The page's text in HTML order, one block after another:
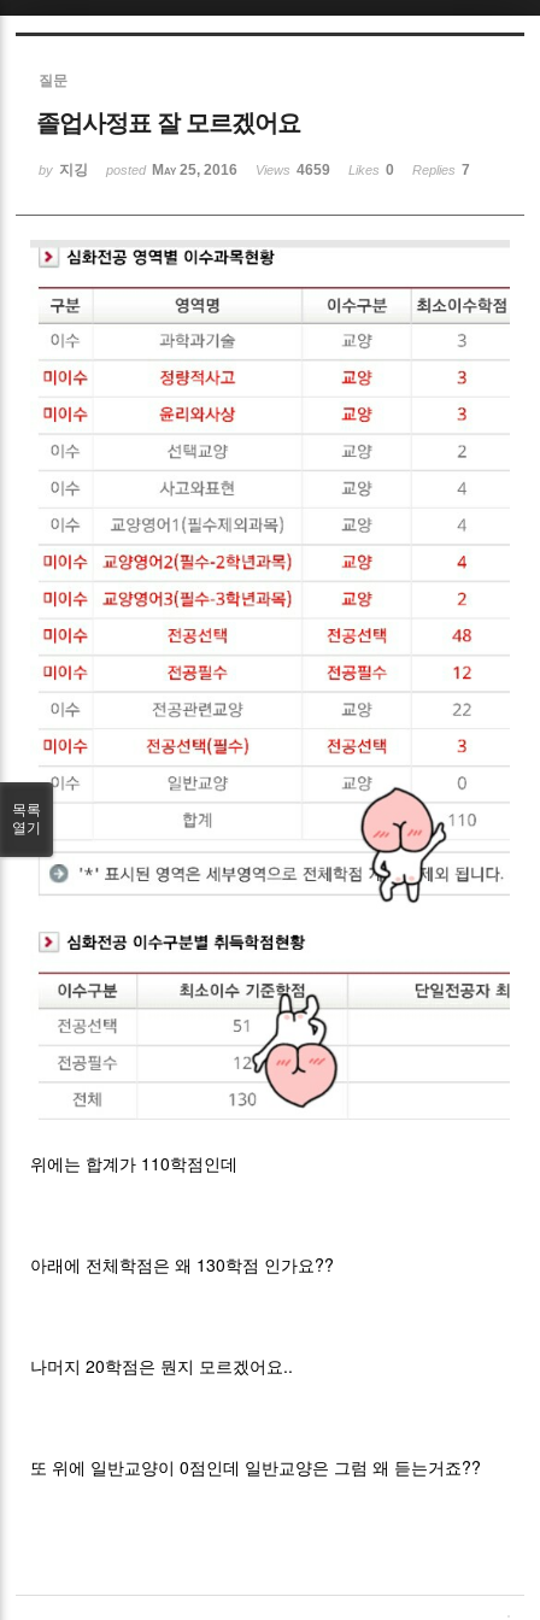
질문
졸업사정표 잘 모르겠어요
by 지깅 posted May 25, 2016 Views 4659 Likes 0 Replies 7
위에는 합계가 110학점인데
아래에 전체학점은 왜 130학점 인가요??
나머지 20학점은 뭔지 모르겠어요..
또 위에 일반교양이 0점인데 일반교양은 그럼 왜 듣는거죠??
목록
열기
Sketchbook5, 스케치북5
Sketchbook5, 스케치북5